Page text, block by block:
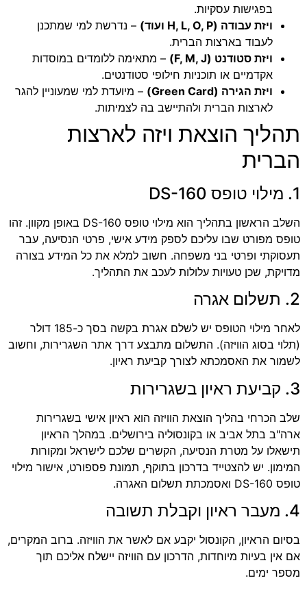
בפגישות עסקיות.
ויזת עבודה (H, L, O, P ועוד)
– נדרשת למי שמתכנן
לעבוד בארצות הברית.
ויזת סטודנט (F, M, J)
– מתאימה ללומדים במוסדות
אקדמיים או תוכניות חילופי סטודנטים.
ויזת הגירה (Green Card)
– מיועדת למי שמעוניין להגר
לארצות הברית ולהתיישב בה לצמיתות.
תהליך הוצאת ויזה לארצות
הברית
1. מילוי טופס DS-160
השלב הראשון בתהליך הוא מילוי טופס DS-160 באופן מקוון. זהו
טופס מפורט שבו עליכם לספק מידע אישי, פרטי הנסיעה, עבר
תעסוקתי ופרטי בני משפחה. חשוב למלא את כל המידע בצורה
מדויקת, שכן טעויות עלולות לעכב את התהליך.
2. תשלום אגרה
לאחר מילוי הטופס יש לשלם אגרת בקשה בסך כ-185 דולר
(תלוי בסוג הוויזה). התשלום מתבצע דרך אתר השגרירות, וחשוב
לשמור את האסמכתא לצורך קביעת ראיון.
3. קביעת ראיון בשגרירות
שלב הכרחי בהליך הוצאת הוויזה הוא ראיון אישי בשגרירות
ארה"ב בתל אביב או בקונסוליה בירושלים. במהלך הראיון
תישאלו על מטרת הנסיעה, הקשרים שלכם לישראל ומקורות
המימון. יש להצטייד בדרכון בתוקף, תמונת פספורט, אישור מילוי
טופס DS-160 ואסמכתת תשלום האגרה.
4. מעבר ראיון וקבלת תשובה
בסיום הראיון, הקונסול יקבע אם לאשר את הוויזה. ברוב המקרים,
אם אין בעיות מיוחדות, הדרכון עם הוויזה יישלח אליכם תוך
מספר ימים.